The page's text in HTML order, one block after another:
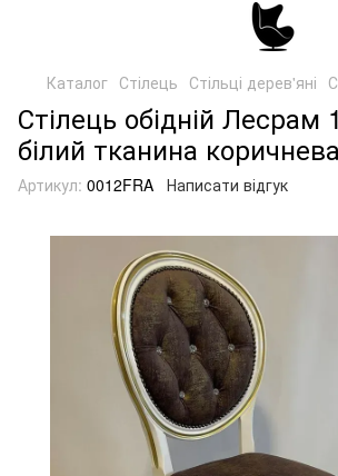
Каталог Стілець Стільці дерев'яні
Стілець обідній Лесрам
білий тканина
Артикул: 0012FRA Написати відгук